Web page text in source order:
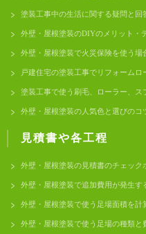
塗装工事中の生活に関する疑問と回
外壁・屋根塗装のDIYのメリット・
外壁・屋根塗装で火災保険を使う場
戸建住宅の塗装工事でリフォームロ
塗装工事で使う刷毛、ローラー、ス
外壁・屋根塗装の人気色と選びのコ
見積書や各工程
外壁・屋根塗装の見積書のチェック
外壁・屋根塗装で追加費用が発生す
外壁・屋根塗装で使う足場面積を計
外壁・屋根塗装で使う足場の種類と